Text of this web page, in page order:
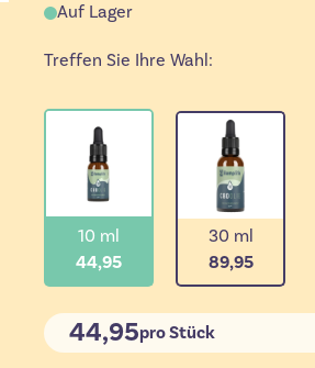
Auf Lager
Treffen Sie Ihre Wahl:
10 ml
44,95
30 ml
89,95
44,95pro Stück